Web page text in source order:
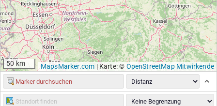
50 km MapsMarker.com |Karte: © OpenStreetMap Mitwirkende